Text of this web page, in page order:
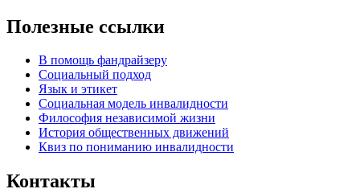
Полезные ссылки
В помощь фандрайзеру
Социальный подход
Язык и этикет
Социальная модель инвалидности
Философия независимой жизни
История общественных движений
Квиз по пониманию инвалидности
Контакты